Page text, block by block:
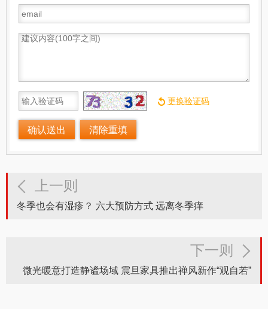
上一则
冬季也会有湿疹？ 六大预防方式 远离冬季痒
下一则
微光暖意打造静谧场域 震旦家具推出禅风新作“观自若”